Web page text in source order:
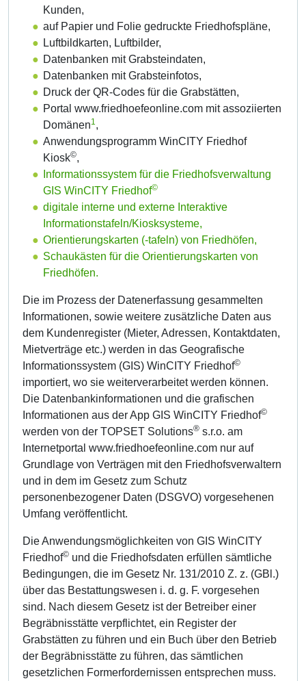
Kunden,
auf Papier und Folie gedruckte Friedhofspläne,
Luftbildkarten, Luftbilder,
Datenbanken mit Grabsteindaten,
Datenbanken mit Grabsteinfotos,
Druck der QR-Codes für die Grabstätten,
Portal www.friedhoefeonline.com mit assoziierten
Domänen1,
Anwendungsprogramm WinCITY Friedhof
Kiosk©,
Informationssystem für die Friedhofsverwaltung
GIS WinCITY Friedhof©
digitale interne und externe Interaktive
Informationstafeln/Kiosksysteme,
Orientierungskarten (-tafeln) von Friedhöfen,
Schaukästen für die Orientierungskarten von
Friedhöfen.
Die im Prozess der Datenerfassung gesammelten
Informationen, sowie weitere zusätzliche Daten aus
dem Kundenregister (Mieter, Adressen, Kontaktdaten,
Mietverträge etc.) werden in das Geografische
Informationssystem (GIS) WinCITY Friedhof©
importiert, wo sie weiterverarbeitet werden können.
Die Datenbankinformationen und die grafischen
Informationen aus der App GIS WinCITY Friedhof©
werden von der TOPSET Solutions® s.r.o. am
Internetportal www.friedhoefeonline.com nur auf
Grundlage von Verträgen mit den Friedhofsverwaltern
und in dem im Gesetz zum Schutz
personenbezogener Daten (DSGVO) vorgesehenen
Umfang veröffentlicht.
Die Anwendungsmöglichkeiten von GIS WinCITY
Friedhof© und die Friedhofsdaten erfüllen sämtliche
Bedingungen, die im Gesetz Nr. 131/2010 Z. z. (GBl.)
über das Bestattungswesen i. d. g. F. vorgesehen
sind. Nach diesem Gesetz ist der Betreiber einer
Begräbnisstätte verpflichtet, ein Register der
Grabstätten zu führen und ein Buch über den Betrieb
der Begräbnisstätte zu führen, das sämtlichen
gesetzlichen Formerfordernissen entsprechen muss.